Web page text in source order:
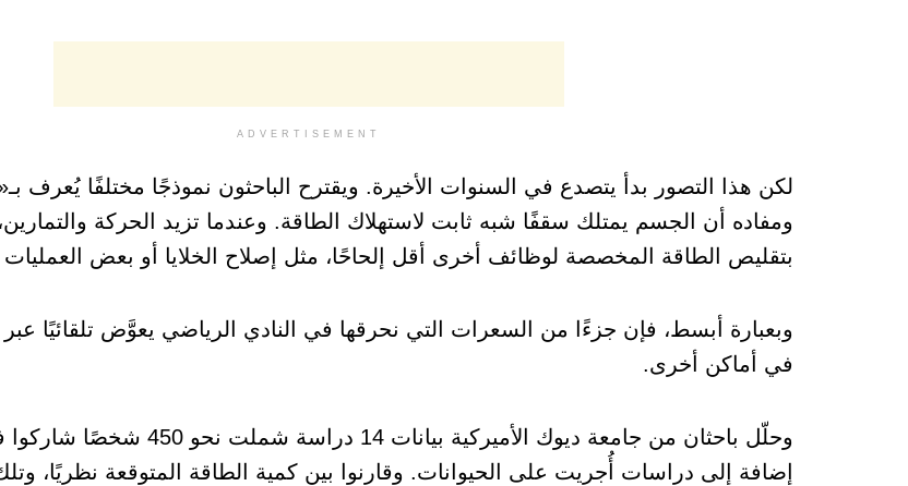
ADVERTISEMENT
لكن هذا التصور بدأ يتصدع في السنوات الأخيرة. ويقترح الباحثون نموذجًا مختلفًا يُعرف
ومفاده أن الجسم يمتلك سقفًا شبه ثابت لاستهلاك الطاقة. وعندما تزيد الحركة
بتقليص الطاقة المخصصة لوظائف أخرى أقل إلحاحًا، مثل إصلاح الخلايا أو بعض العمليات
وبعبارة أبسط، فإن جزءًا من السعرات التي نحرقها في النادي الرياضي يعوَّض تلقائيًا
في أماكن أخرى.
وحلّل باحثان من جامعة ديوك الأميركية
إضافة إلى دراسات أُجريت على الحيوانات. وقارنوا بين كمية الطاقة المتوقعة نظريًا،